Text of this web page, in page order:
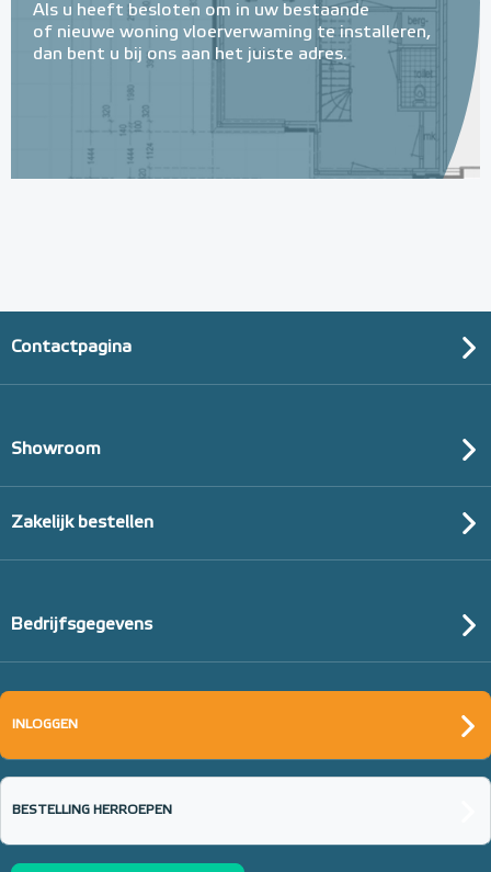
Als u heeft besloten om in uw bestaande
of nieuwe woning vloerverwaming te installeren,
dan bent u bij ons aan het juiste adres.
Contactpagina
Showroom
Zakelijk bestellen
Bedrijfsgegevens
INLOGGEN
BESTELLING HERROEPEN